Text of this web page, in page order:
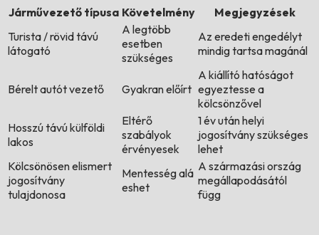
Járművezető típusa Követelmény
Megjegyzések
Turista / rövid távú
látogató
A legtöbb
esetben
szükséges
Az eredeti engedélyt
mindig tartsa magánál
Bérelt autót vezető Gyakran előírt
A kiállító hatóságot
egyeztesse a
kölcsönzővel
Hosszú távú külföldi
lakos
Eltérő
szabályok
érvényesek
1 év után helyi
jogosítvány szükséges
lehet
Kölcsönösen elismert
jogosítvány
tulajdonosa
Mentesség alá
eshet
A származási ország
megállapodásától
függ